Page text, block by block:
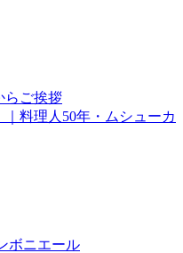
らご挨拶
料理人50年・ムシューカ
ボニエール